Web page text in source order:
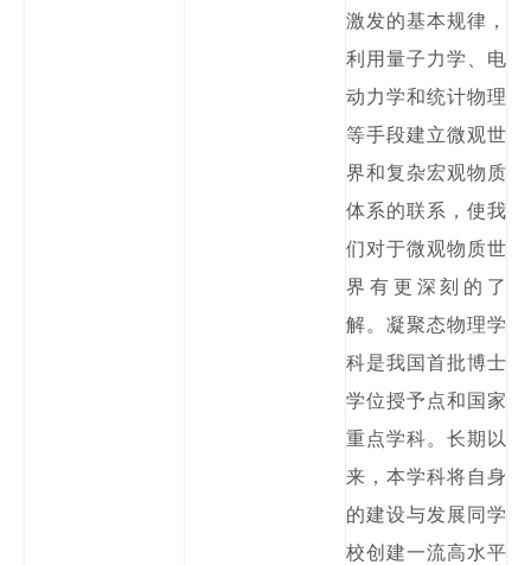
激发的基本规律，
利用量子力学、电
动力学和统计物理
等手段建立微观世
界和复杂宏观物质
体系的联系，使我
们对于微观物质世
界有更深刻的了
解。凝聚态物理学
科是我国首批博士
学位授予点和国家
重点学科。长期以
来，本学科将自身
的建设与发展同学
校创建一流高水平